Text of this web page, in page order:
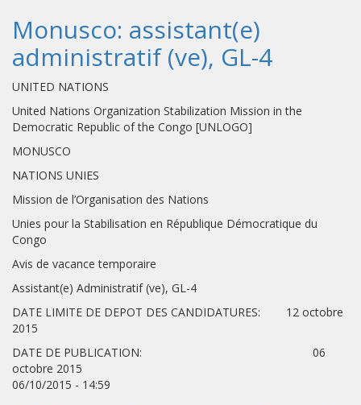
Monusco: assistant(e)
administratif (ve), GL-4
UNITED NATIONS
United Nations Organization Stabilization Mission in the
Democratic Republic of the Congo [UNLOGO]
MONUSCO
NATIONS UNIES
Mission de l’Organisation des Nations
Unies pour la Stabilisation en République Démocratique du
Congo
Avis de vacance temporaire
Assistant(e) Administratif (ve), GL-4
DATE LIMITE DE DEPOT DES CANDIDATURES: 12 octobre
2015
DATE DE PUBLICATION: 06
octobre 2015
06/10/2015 - 14:59